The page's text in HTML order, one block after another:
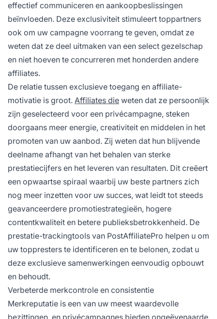
effectief communiceren en aankoopbeslissingen
beïnvloeden. Deze exclusiviteit stimuleert toppartners
ook om uw campagne voorrang te geven, omdat ze
weten dat ze deel uitmaken van een select gezelschap
en niet hoeven te concurreren met honderden andere
affiliates.
De relatie tussen exclusieve toegang en affiliate-
motivatie is groot. Affiliates die weten dat ze persoonlijk
zijn geselecteerd voor een privécampagne, steken
doorgaans meer energie, creativiteit en middelen in het
promoten van uw aanbod. Zij weten dat hun blijvende
deelname afhangt van het behalen van sterke
prestatiecijfers en het leveren van resultaten. Dit creëert
een opwaartse spiraal waarbij uw beste partners zich
nog meer inzetten voor uw succes, wat leidt tot steeds
geavanceerdere promotiestrategieën, hogere
contentkwaliteit en betere publieksbetrokkenheid. De
prestatie-trackingtools van PostAffiliatePro helpen u om
uw toppresters te identificeren en te belonen, zodat u
deze exclusieve samenwerkingen eenvoudig opbouwt
en behoudt.
Verbeterde merkcontrole en consistentie
Merkreputatie is een van uw meest waardevolle
bezittingen, en privécampagnes bieden ongeëvenaarde